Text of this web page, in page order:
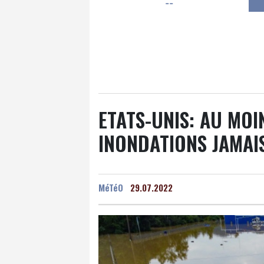
Luxembourg
--
ETATS-UNIS: AU
INONDATIONS
MéTéO 29.07.2022